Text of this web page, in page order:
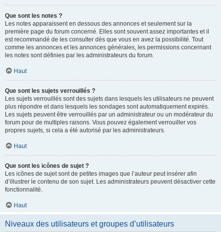
Que sont les notes ?
Les notes apparaissent en dessous des annonces et seulement sur la
première page du forum concerné. Elles sont souvent assez importantes et il
est recommandé de les consulter dès que vous en avez la possibilité. Tout
comme les annonces et les annonces générales, les permissions concernant
les notes sont définies par les administrateurs du forum.
Haut
Que sont les sujets verrouillés ?
Les sujets verrouillés sont des sujets dans lesquels les utilisateurs ne peuvent
plus répondre et dans lesquels les sondages sont automatiquement expirés.
Les sujets peuvent être verrouillés par un administrateur ou un modérateur du
forum pour de multiples raisons. Vous pouvez également verrouiller vos
propres sujets, si cela a été autorisé par les administrateurs.
Haut
Que sont les icônes de sujet ?
Les icônes de sujet sont de petites images que l’auteur peut insérer afin
d’illustrer le contenu de son sujet. Les administrateurs peuvent désactiver cette
fonctionnalité.
Haut
Niveaux des utilisateurs et groupes d’utilisateurs